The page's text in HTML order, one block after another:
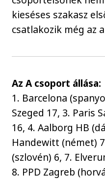
kieséses szakasz
csatlakozik még az
Az A csoport állása:
1. Barcelona
Szeged 17, 3. Paris
16, 4. Aalborg HB
Handewitt (német)
(szlovén) 6, 7.
8. PPD Zagreb